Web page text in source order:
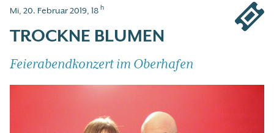
Mi, 20. Februar 2019, 18 h
TROCKNE BLUMEN
Feierabendkonzert im Oberhafen